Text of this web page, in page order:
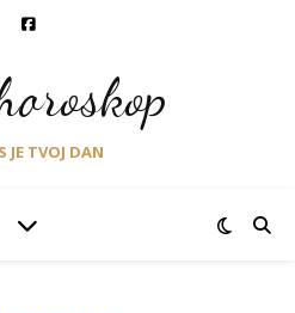
JE TVOJ DAN